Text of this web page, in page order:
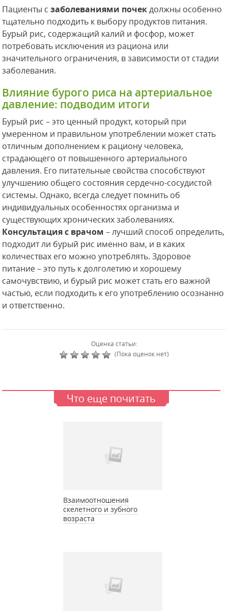
Пациенты сзаболеваниями почекдолжны особенно
тщательно подходить к выбору продуктов питания.
Бурый рис, содержащий калий и фосфор, может
потребовать исключения из рациона или
значительного ограничения, в зависимости от стадии
заболевания.
Влияние бурого риса на артериальное
давление: подводим итоги
Бурый рис – это ценный продукт, который при
умеренном и правильном употреблении может стать
отличным дополнением к рациону человека,
страдающего от повышенного артериального
давления. Его питательные свойства способствуют
улучшению общего состояния сердечно-сосудистой
системы. Однако, всегда следует помнить об
индивидуальных особенностях организма и
существующих хронических заболеваниях.
Консультация с врачом – лучший способ определить,
подходит ли бурый рис именно вам, и в каких
количествах его можно употреблять. Здоровое
питание – это путь к долголетию и хорошему
самочувствию, и бурый рис может стать его важной
частью, если подходить к его употреблению осознанно
и ответственно.
Оценка статьи:
(Пока оценок нет)
Что еще почитать
Взаимоотношения
скелетного и зубного
возраста